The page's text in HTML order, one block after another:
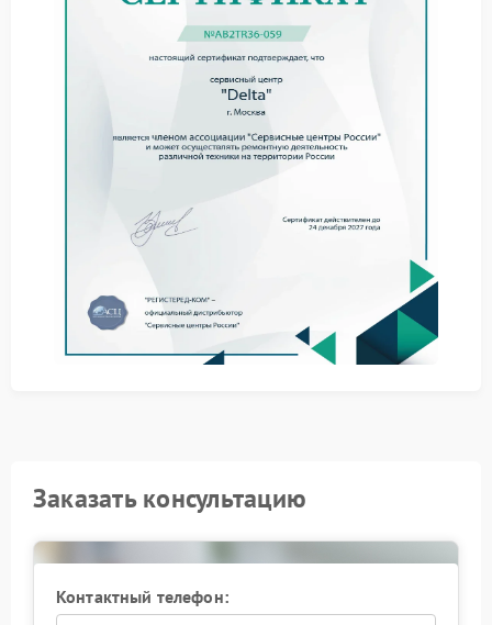
Бесперебойник Delta спроектирован для надежной
работы в нестабильных сетях, но при отказе защиты
его устойчивость резко падает. Искаженные
выходные параметры способны повредить
чувствительную электронику, поэтому оставлять
ситуацию без внимания недопустимо.
Обесточьте ИБП и отключите от него все устройства
активировать или перенастроить защитные цепи.
Доверьте ремонт Delta квалифицированным
специалистам сервисного центра Delta.
неисправностей и возврат оборудования к
штатному режиму. Применение
специализированных методик позволяет
локализовать сбой в контуре защиты и восстановить
техники.
Заказать консультацию
Контактный телефон: